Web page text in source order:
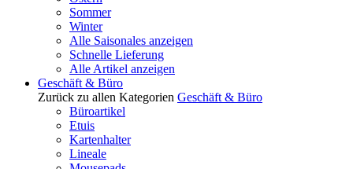
Sommer
Winter
Alle Saisonales anzeigen
Schnelle Lieferung
Alle Artikel anzeigen
Geschäft & Büro
Zurück zu allen Kategorien Geschäft & Büro
Büroartikel
Etuis
Kartenhalter
Lineale